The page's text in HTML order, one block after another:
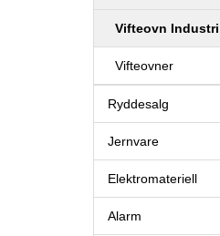
Vifteovn Industri
Vifteovner
Ryddesalg
Jernvare
Elektromateriell
Alarm